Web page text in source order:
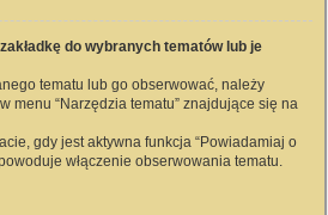
do wybranych tematów lub je
tematu lub go obserwować, należy
menu “Narzędzia tematu” znajdujące się na
gdy jest aktywna funkcja “Powiadamiaj o
włączenie obserwowania tematu.